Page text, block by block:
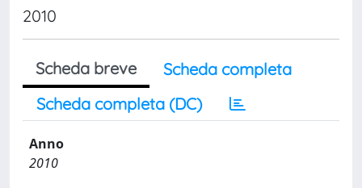
2010
Scheda breve
Scheda completa
Scheda completa (DC)
Anno
2010